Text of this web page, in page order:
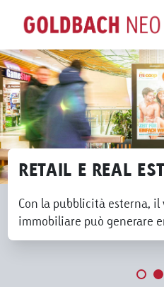
RETAIL E REAL
Con la pubblicità esterna,
immobiliare può generare